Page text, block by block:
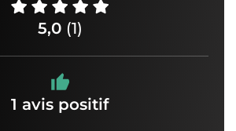
5,0 (1)
1 avis positif